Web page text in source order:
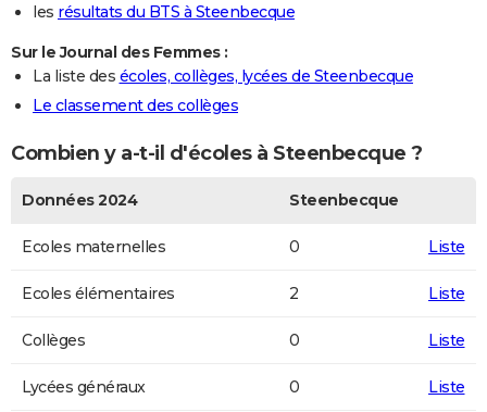
les résultats du BTS à Steenbecque
Sur le Journal des Femmes :
La liste des écoles, collèges, lycées de Steenbecque
Le classement des collèges
Combien y a-t-il d'écoles à Steenbecque ?
Données 2024 Steenbecque
Ecoles maternelles 0 Liste
Ecoles élémentaires 2 Liste
Collèges 0 Liste
Lycées généraux 0 Liste